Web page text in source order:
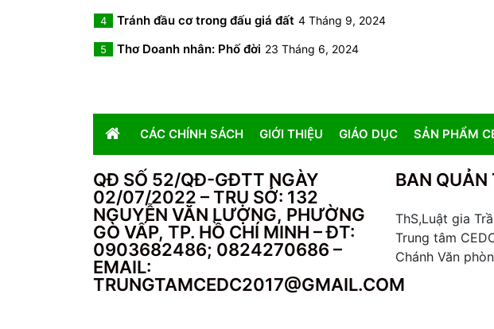
4 Tránh đầu cơ trong đấu giá đất 4 Tháng 9, 2024
5 Thơ Doanh nhân: Phố đời 23 Tháng 6, 2024
CÁC CHÍNH SÁCH GIỚI THIỆU GIÁO DỤC SẢN PHẨM
QĐ SỐ 52/QĐ-GĐTT NGÀY
02/07/2022 – TRỤ SỞ: 132
NGUYỄN VĂN LƯỢNG, PHƯỜNG
GÒ VẤP, TP. HỒ CHÍ MINH – ĐT:
0903682486; 0824270686 –
EMAIL:
TRUNGTAMCEDC2017@GMAIL.COM
BAN QUẢN
ThS,Luật gia
Trung tâm
Chánh Văn